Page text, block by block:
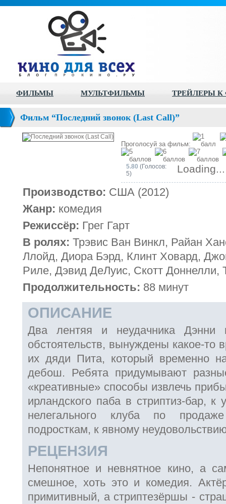
ФИЛЬМЫ МУЛЬТФИЛЬМЫ ТРЕЙЛЕРЫ
Фильм “Последний звонок (Last Call)”
Проголосуй за фильм:
5.80 (Голосов:
5)
Loading...
Производство: США (2012)
Жанр: комедия
Режиссёр: Грег Гарт
В ролях: Трэвис Ван Винкл, Райан
Ллойд, Диора Бэрд, Клинт Ховард,
Риле, Дэвид ДеЛуис, Скотт Доннелли,
Продолжительность: 88 минут
ОПИСАНИЕ
Два лентяя и неудачника
обстоятельств, вынуждены какое-то
их дяди Пита, который временно
дебош. Ребята придумывают
«креативные» способы извлечь
ирландского паба в стриптиз-бар,
нелегального клуба по
подросткам, к явному
РЕЦЕНЗИЯ
Непонятное и невнятное кино, а
смешное, хоть это и комедия.
примитивный, а стриптезёршы -